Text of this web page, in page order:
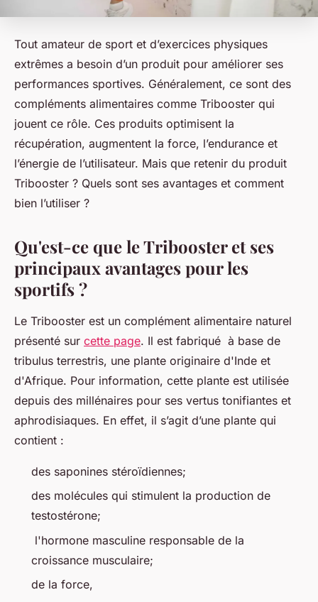
Tout amateur de sport et d’exercices physiques
extrêmes a besoin d’un produit pour améliorer ses
performances sportives. Généralement, ce sont des
compléments alimentaires comme Tribooster qui
jouent ce rôle. Ces produits optimisent la
récupération, augmentent la force, l’endurance et
l’énergie de l’utilisateur. Mais que retenir du produit
Tribooster ? Quels sont ses avantages et comment
bien l’utiliser ?
Qu'est-ce que le Tribooster et ses
principaux avantages pour les
sportifs ?
Le Tribooster est un complément alimentaire naturel
présenté sur cette page. Il est fabriqué à base de
tribulus terrestris, une plante originaire d'Inde et
d'Afrique. Pour information, cette plante est utilisée
depuis des millénaires pour ses vertus tonifiantes et
aphrodisiaques. En effet, il s’agit d’une plante qui
contient :
des saponines stéroïdiennes;
des molécules qui stimulent la production de
testostérone;
l'hormone masculine responsable de la
croissance musculaire;
de la force,